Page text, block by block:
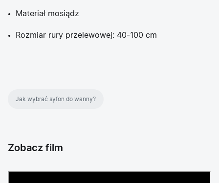
Materiał mosiądz
Rozmiar rury przelewowej: 40-100 cm
Jak wybrać syfon do wanny?
Zobacz film